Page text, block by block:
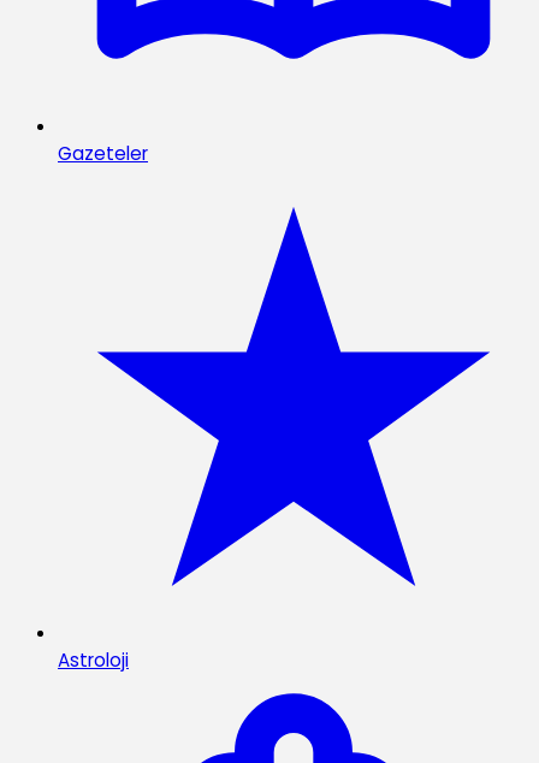
Gazeteler
Astroloji